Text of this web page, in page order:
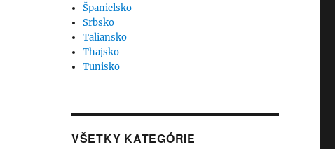
Španielsko
Srbsko
Taliansko
Thajsko
Tunisko
VŠETKY KATEGÓRIE